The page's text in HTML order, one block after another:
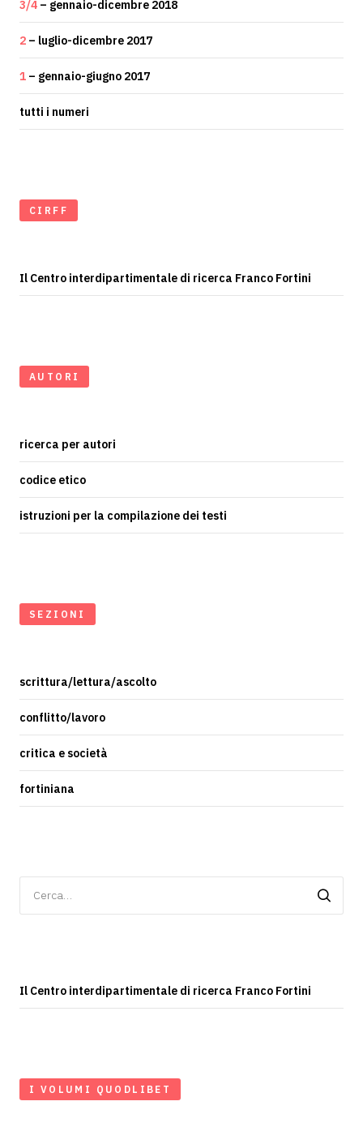
3/4 – gennaio-dicembre 2018
2 – luglio-dicembre 2017
1 – gennaio-giugno 2017
tutti i numeri
CIRFF
Il Centro interdipartimentale di ricerca Franco Fortini
AUTORI
ricerca per autori
codice etico
istruzioni per la compilazione dei testi
SEZIONI
scrittura/lettura/ascolto
conflitto/lavoro
critica e società
fortiniana
per:
Il Centro interdipartimentale di ricerca Franco Fortini
I VOLUMI QUODLIBET